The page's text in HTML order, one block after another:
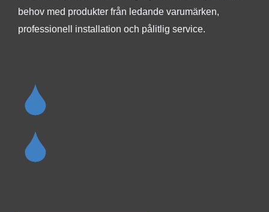
behov med produkter från ledande varumärken,
professionell installation och pålitlig service.